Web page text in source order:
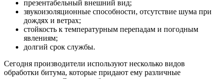
презентабельный внешний вид;
звукоизоляционные способности, отсутствие шума при
дождях и ветрах;
стойкость к температурным перепадам и погодным
явлениям;
долгий срок службы.
Сегодня производители используют несколько видов
обработки битума, которые придают ему различные